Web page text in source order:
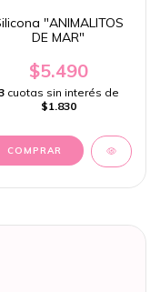
"ANIMALITOS
DE MAR"
$5.490
cuotas sin interés de
$1.830